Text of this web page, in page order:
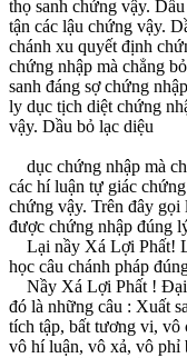
thọ sanh chứng vậy.
tận các lậu chứng vậy.
chánh xu quyết định
chứng nhập mà chẳng
sanh đáng sợ chứng
ly dục tịch diệt chứng
vậy. Dầu bỏ lạc diệu
dục chứng nhập mà
các hí luận tự giác
chứng vậy. Trên đây
được chứng nhập đúng
Lại nầy Xá Lợi Phất!
học câu chánh pháp
Nầy Xá Lợi Phất ! Ðại
đó là những câu : Xuất
tích tập, bất tương vi, vô
vô hí luận, vô xả, vô phỉ